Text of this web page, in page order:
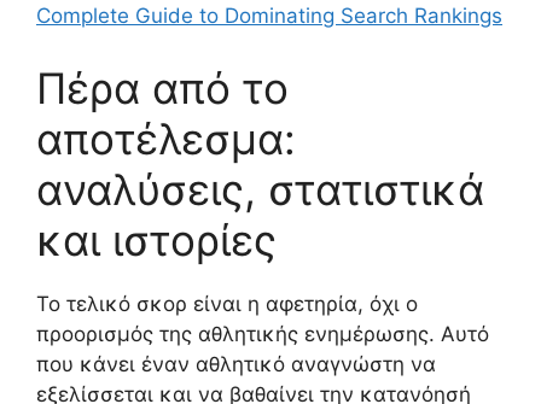
Complete Guide to Dominating Search Rankings
Πέρα από το
αποτέλεσμα:
αναλύσεις, στατιστικά
και ιστορίες
Το τελικό σκορ είναι η αφετηρία, όχι ο
προορισμός της αθλητικής ενημέρωσης. Αυτό
που κάνει έναν αθλητικό αναγνώστη να
εξελίσσεται και να βαθαίνει την κατανόησή